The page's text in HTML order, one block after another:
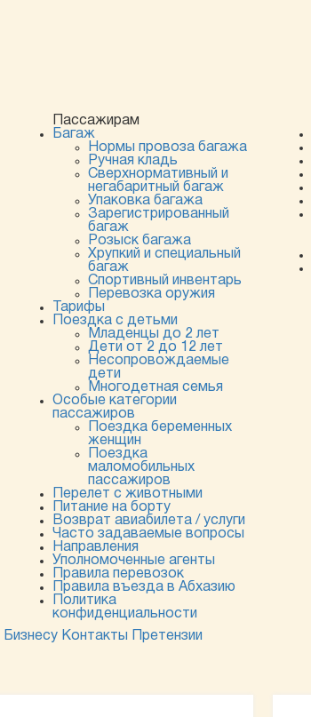
Пассажирам
Багаж
Нормы провоза багажа
Ручная кладь
Сверхнормативный и
негабаритный багаж
Упаковка багажа
Зарегистрированный
багаж
Розыск багажа
Хрупкий и специальный
багаж
Спортивный инвентарь
Перевозка оружия
Тарифы
Поездка с детьми
Младенцы до 2 лет
Дети от 2 до 12 лет
Несопровождаемые
дети
Многодетная семья
Особые категории
пассажиров
Поездка беременных
женщин
Поездка
маломобильных
пассажиров
Перелет с животными
Питание на борту
Возврат авиабилета / услуги
Часто задаваемые вопросы
Направления
Уполномоченные агенты
Правила перевозок
Правила въезда в Абхазию
Политика
конфиденциальности
Бизнесу Контакты Претензии